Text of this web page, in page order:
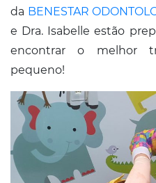
da BENESTAR
e Dra. Isabelle estão
encontrar o melhor
pequeno!